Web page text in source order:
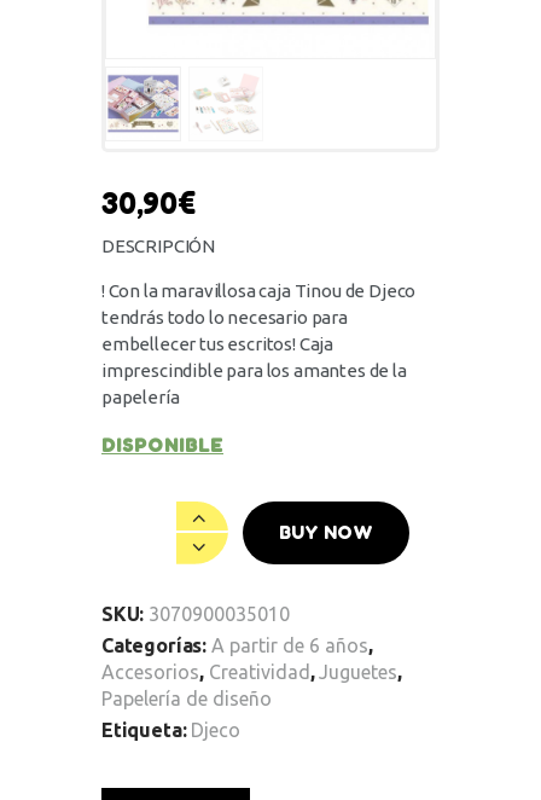
30,90€
DESCRIPCIÓN
! Con la maravillosa caja Tinou de Djeco
tendrás todo lo necesario para
embellecer tus escritos! Caja
imprescindible para los amantes de la
papelería
DISPONIBLE
BUY NOW
SKU: 3070900035010
Categorías: A partir de 6 años,
Accesorios, Creatividad ,Juguetes,
Papelería de diseño
Etiqueta: Djeco